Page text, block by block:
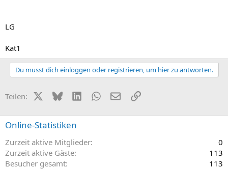
LG
Kat1
Du musst dich einloggen oder registrieren, um hier zu antworten.
Teilen: X (Twitter)
BlueskyLinkedInWhatsApp
E-MailLink
Online-Statistiken
Zurzeit aktive Mitglieder
0
Zurzeit aktive Gäste
113
Besucher gesamt
113